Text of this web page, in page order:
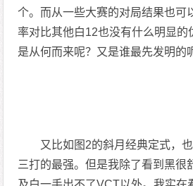
个。而从一些大赛的对局结果也可
率对比其他白12也没有什么明显的
是从何而来呢？又是谁最先发明的
又比如图2的斜月经典定式，
三打的最强。但是我除了看到黑很